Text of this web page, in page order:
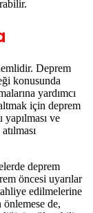
Deprem
yardımcı
için deprem
yapılması ve
deprem
edilmelerine
önlemese de,
sağlayabilir.